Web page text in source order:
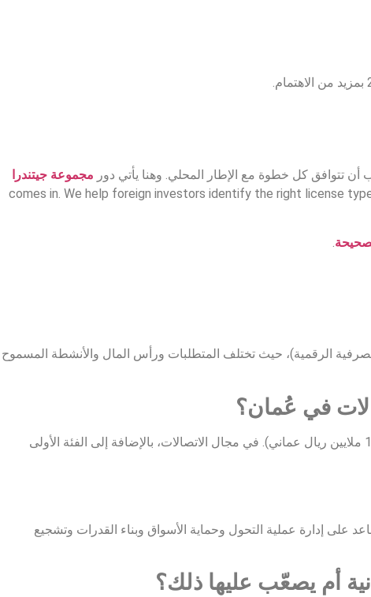
تتوافق كل خطوة مع الإطار المحلي. وهنا يأتي دور مجموعة جيتندرا
comes in. We help foreign investors identify the right license
.
الرقمية)، حيث تختلف المتطلبات ورأس المال والأنشطة المسموح
في عُمان؟
في الخدمات المصرفية الرقمية، هناك الفئة الأولى (تتطلب رأس مال قدره 30 مليون ريال عماني) والفئة الثانية (تتطلب رأس مال قدره 10 ملايين ريال عماني). في مجال الاتصالات، بالإضافة إلى الفئة الأولى
على إدارة عملية التحول وحماية الأسواق وبناء القدرات وتشجيع
أم يصعّب عليها ذلك؟